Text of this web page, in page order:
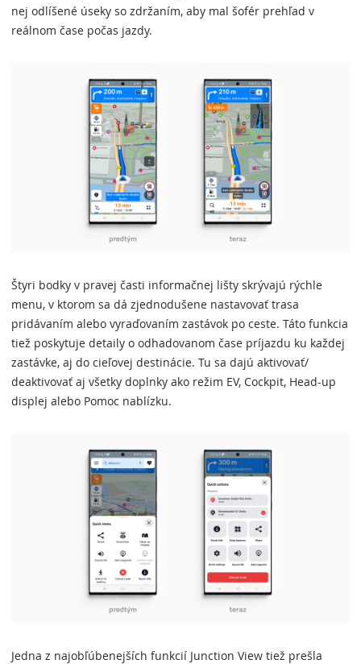
nej odlíšené úseky so zdržaním, aby mal šofér prehľad v
reálnom čase počas jazdy.
Štyri bodky v pravej časti informačnej lišty skrývajú rýchle
menu, v ktorom sa dá zjednodušene nastavovať trasa
pridávaním alebo vyraďovaním zastávok po ceste. Táto funkcia
tiež poskytuje detaily o odhadovanom čase príjazdu ku každej
zastávke, aj do cieľovej destinácie. Tu sa dajú aktivovať/
deaktivovať aj všetky doplnky ako režim EV, Cockpit, Head-up
displej alebo Pomoc nablízku.
Jedna z najobľúbenejších funkcií Junction View tiež prešla